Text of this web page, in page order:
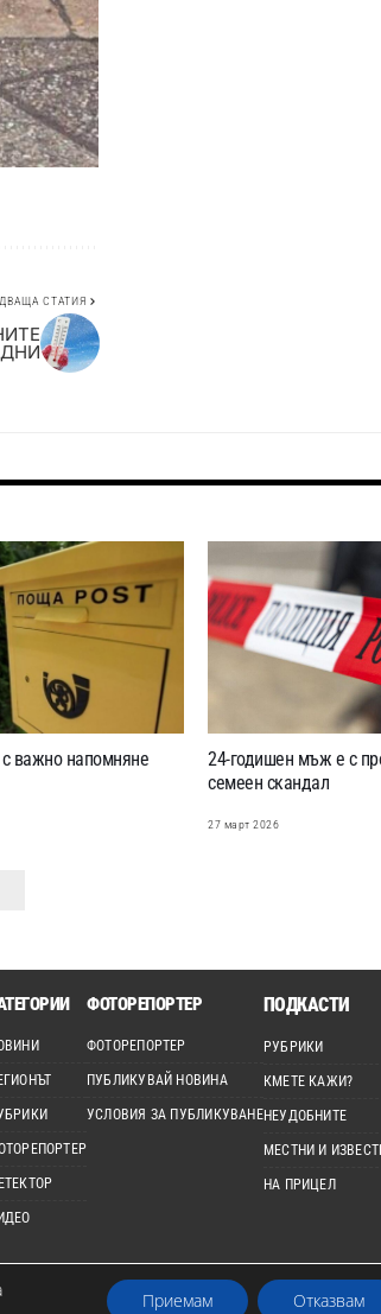
СТАТИЯ
ДНИ
важно напомняне
24-годишен мъж е с
семеен скандал
27 март 2026
ФОТОРЕПОРТЕР
ФОТОРЕПОРТЕР
ПУБЛИКУВАЙ НОВИНА
УСЛОВИЯ ЗА ПУБЛИКУВАНЕ
ПОДКАСТИ
РУБРИКИ
КМЕТЕ КАЖИ?
НЕУДОБНИТЕ
МЕСТНИ И
НА ПРИЦЕЛ
да бъде използвано без изрично разрешение.
Приемам Отказвам